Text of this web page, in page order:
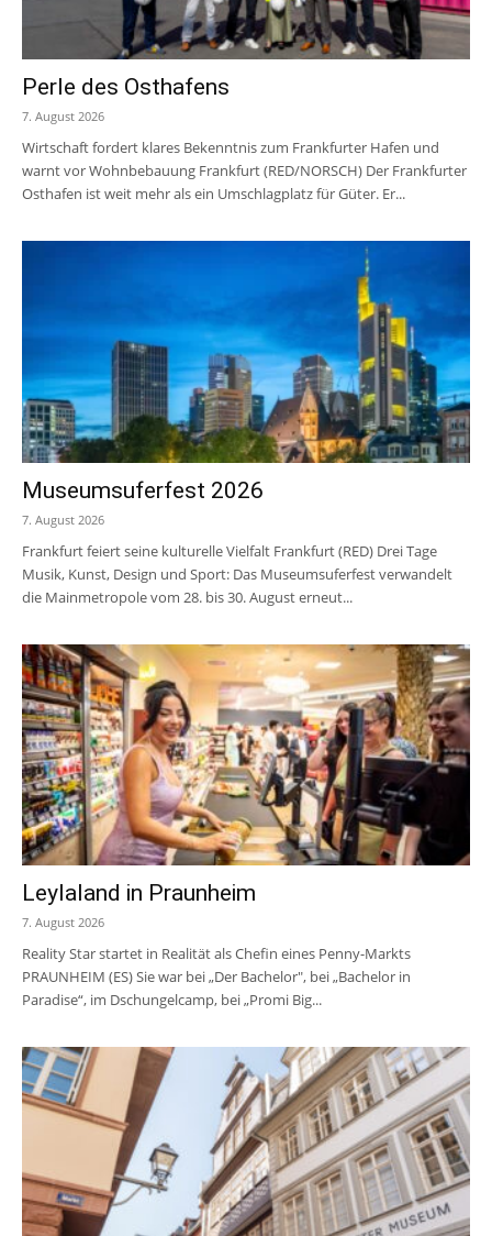
Perle des Osthafens
7. August 2026
Wirtschaft fordert klares Bekenntnis zum Frankfurter Hafen und
warnt vor Wohnbebauung Frankfurt (RED/NORSCH) Der Frankfurter
Osthafen ist weit mehr als ein Umschlagplatz für Güter. Er...
Museumsuferfest 2026
7. August 2026
Frankfurt feiert seine kulturelle Vielfalt Frankfurt (RED) Drei Tage
Musik, Kunst, Design und Sport: Das Museumsuferfest verwandelt
die Mainmetropole vom 28. bis 30. August erneut...
Leylaland in Praunheim
7. August 2026
Reality Star startet in Realität als Chefin eines Penny-Markts
PRAUNHEIM (ES) Sie war bei „Der Bachelor", bei „Bachelor in
Paradise“, im Dschungelcamp, bei „Promi Big...